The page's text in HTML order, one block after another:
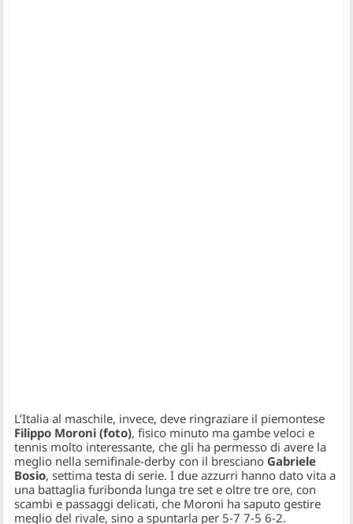
L’Italia al maschile, invece, deve ringraziare il piemontese
Filippo Moroni (foto), fisico minuto ma gambe veloci e
tennis molto interessante, che gli ha permesso di avere la
meglio nella semifinale-derby con il bresciano Gabriele
Bosio, settima testa di serie. I due azzurri hanno dato vita a
una battaglia furibonda lunga tre set e oltre tre ore, con
scambi e passaggi delicati, che Moroni ha saputo gestire
meglio del rivale, sino a spuntarla per 5-7 7-5 6-2.